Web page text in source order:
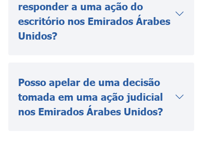
responder a uma ação do
escritório nos Emirados Árabes
Unidos?
Posso apelar de uma decisão
tomada em uma ação judicial
nos Emirados Árabes Unidos?